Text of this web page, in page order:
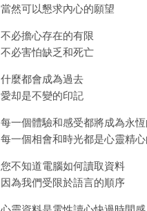
當然可以懇求內心的願望
不必擔心存在的有限
不必害怕缺乏和死亡
什麼都會成為過去
愛却是不變的印記
每一個體驗和感受都將成為永
每一個相會和時光都是心靈精
您不知道電腦如何讀取資料
因為我們受限於語言的順序